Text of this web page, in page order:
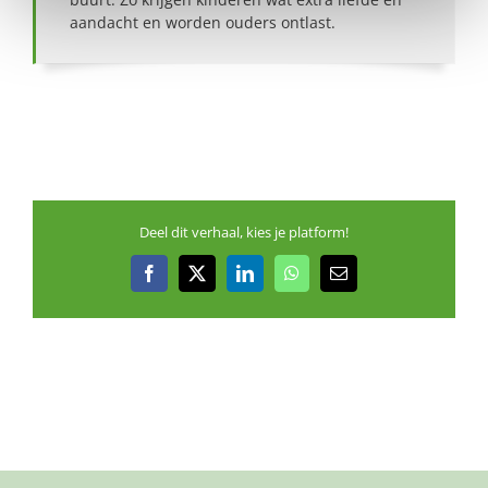
aandacht en worden ouders ontlast.
Deel dit verhaal, kies je platform!
Facebook
X LinkedInWhatsApp
E-